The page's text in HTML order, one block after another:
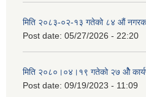
मिति २०८३-०२-१३ गतेको ८४ औं
Post date: 05/27/2026 - 22:20
मिति २०८०।०४।१९ गतेको २७ ‌‍‌ओेै
Post date: 09/19/2023 - 11:09